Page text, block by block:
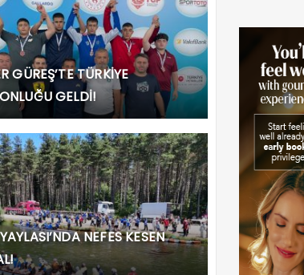
GÜREŞ’TE TÜRKİYE
GELDİ!
NEFES KESEN